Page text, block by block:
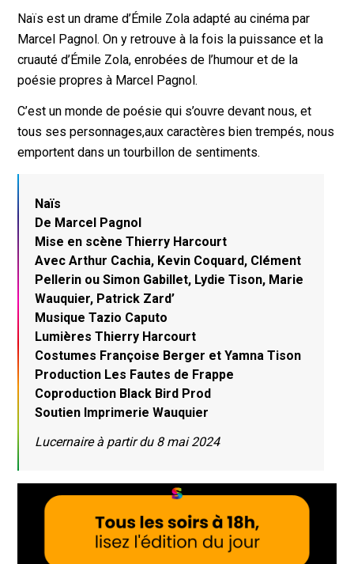
Naïs est un drame d’Émile Zola adapté au cinéma par
Marcel Pagnol. On y retrouve à la fois la puissance et la
cruauté d’Émile Zola, enrobées de l’humour et de la
poésie propres à Marcel Pagnol.
C’est un monde de poésie qui s’ouvre devant nous, et
tous ses personnages,aux caractères bien trempés, nous
emportent dans un tourbillon de sentiments.
Naïs
De Marcel Pagnol
Mise en scène Thierry Harcourt
Avec Arthur Cachia, Kevin Coquard, Clément
Pellerin ou Simon Gabillet, Lydie Tison, Marie
Wauquier, Patrick Zard’
Musique Tazio Caputo
Lumières Thierry Harcourt
Costumes Françoise Berger et Yamna Tison
Production Les Fautes de Frappe
Coproduction Black Bird Prod
Soutien Imprimerie Wauquier
Lucernaire à partir du 8 mai 2024